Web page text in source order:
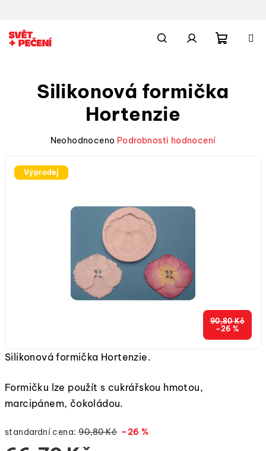
na
obsah
košík
Silikonová formička Hortenzie.
Formičku lze použít s cukrářskou hmotou,
marcipánem, čokoládou.
standardní cena: 90,80 Kč –26 %
Silikonová formička
Hortenzie
Průměrné
produktu
je
Neohodnoceno Podrobnosti hodnocení
Výprodej
90,80 Kč
–26 %